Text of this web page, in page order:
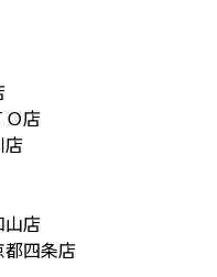
店
店
店
四条店